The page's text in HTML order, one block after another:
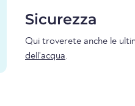
Sicurezza
Qui troverete anche le
dell'acqua.